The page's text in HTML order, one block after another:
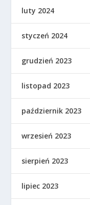
luty 2024
styczeń 2024
grudzień 2023
listopad 2023
październik 2023
wrzesień 2023
sierpień 2023
lipiec 2023